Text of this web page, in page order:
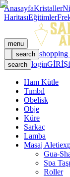
AnasayfaKristaller
HaritasıEğitimler
menu
search
search loginGİRİŞ
Ham Kütle
Tımbıl
Obelisk
Obje
Küre
Sarkaç
Lamba
Masaj Aleti
Gua-
Spa Taşı
Roller